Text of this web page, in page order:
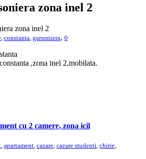
zona inel 2
zona inel 2
constanta garsoniera, 0
,zona inel 2,mobilata.
cu 2 camere, zona icil
, apartament, cazare, cazare studenti, chirie,